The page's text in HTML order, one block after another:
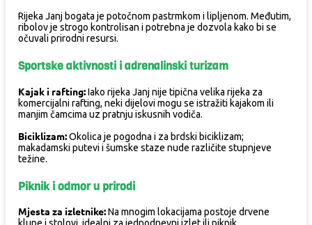
Rijeka Janj bogata je potočnom pastrmkom i lipljenom. Međutim,
ribolov je strogo kontrolisan i potrebna je dozvola kako bi se
očuvali prirodni resursi.
Sportske aktivnosti i adrenalinski turizam
Kajak i rafting:Iako rijeka Janj nije tipična velika rijeka za
komercijalni rafting, neki dijelovi mogu se istražiti kajakom ili
manjim čamcima uz pratnju iskusnih vodiča.
Biciklizam:Okolica je pogodna i za brdski biciklizam;
makadamski putevi i šumske staze nude različite stupnjeve
težine.
Piknik i odmor u prirodi
Mjesta za izletnike:Na mnogim lokacijama postoje drvene